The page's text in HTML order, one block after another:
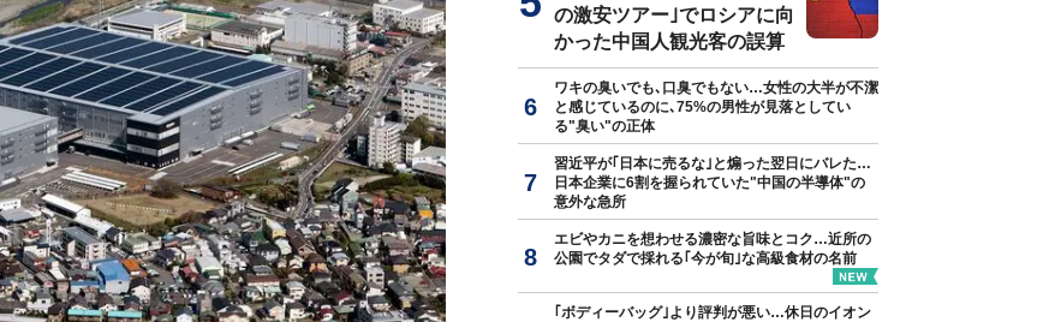
の激安ツアー｣でロシアに向
かった中国人観光客の誤算
ワキの臭いでも､口臭でもない…女性の大半が不潔
と感じているのに､75%の男性が見落としてい
る"臭い"の正体
習近平が｢日本に売るな｣と煽った翌日にバレた…
日本企業に6割を握られていた"中国の半導体"の
意外な急所
エビやカニを想わせる濃密な旨味とコク…近所の
公園でタダで採れる｢今が旬｣な高級食材の名前
｢ボディーバッグ｣より評判が悪い…休日のイオン